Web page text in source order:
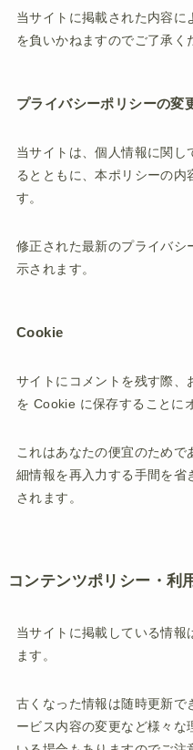
当サイトに掲載された内容
を負いかねますのでご了承く
プライバシーポリシーの変
当サイトは、個人情報に関
るとともに、本ポリシーの内
す。
修正された最新のプライバシ
示されます。
Cookie
サイトにコメントを残す際、
を Cookie に保存することに
これはあなたの便宜のため
細情報を再入力する手間を
されます。
コンテンツポリシー・利
当サイトに掲載している情
ます。
古くなった情報は随時更新で
ービス内容の変更など様々